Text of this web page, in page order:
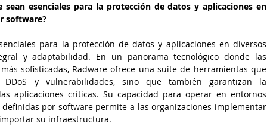
sean esenciales para la protección de datos y aplicaciones en
software?
para la protección de datos y aplicaciones en diversos
y adaptabilidad. En un panorama tecnológico donde las
sofisticadas, Radware ofrece una suite de herramientas que
y vulnerabilidades, sino que también garantizan la
aplicaciones críticas. Su capacidad para operar en entornos
por software permite a las organizaciones implementar
su infraestructura.